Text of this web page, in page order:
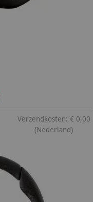
Verzendkosten: € 0,00
(Nederland)